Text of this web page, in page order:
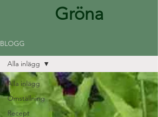
Gröna
BLOGG
Alla inlägg
Omställning
Recept
Alla inlägg